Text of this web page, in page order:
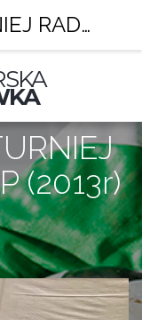
(2013r)
(5.11-7.11-2021) TURNIEJ RADOMSKO CUP (2013r) – Pasja Hajnówka